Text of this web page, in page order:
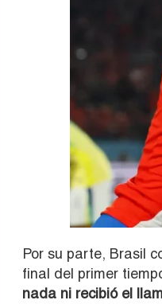
Por su parte, Brasil
final del primer
nada ni recibió el